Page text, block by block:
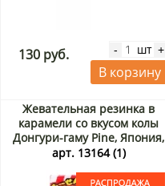
130 руб. - шт +
В корзину
Жевательная резинка в
карамели со вкусом колы
Донгури-гаму Pine, Япония,
6 г. Срок до 30.09.2026.
арт. 13164 (1)